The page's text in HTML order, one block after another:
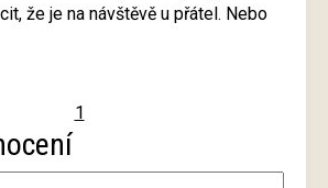
že je na návštěvě u přátel. Nebo
1